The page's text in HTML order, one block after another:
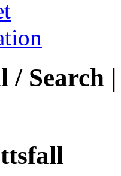
/ Search